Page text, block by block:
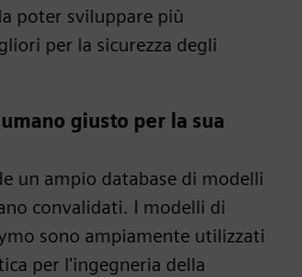
poter sviluppare più
per la sicurezza degli
giusto per la sua
un ampio database di modelli
convalidati. I modelli di
sono ampiamente utilizzati
per l'ingegneria della